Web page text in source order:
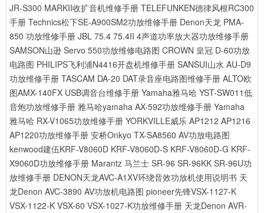
JR-S300 MARKII收扩音机维修手册 TELEFUNKEN德律风根RC300
手册 Technics松下SE-A900SM2功放维修手册 Denon天龙 PMA-
850 功放维修手册 JBL 75.4 75.4II 4声道功率放大器功放维修手册
SAMSON山逊 Servo 550功放维修电路图 CROWN 皇冠 D-60功放
电路图 PHILIPS飞利浦N4416开盘机维修手册 SANSUI山水 AU-D9
功放维修手册 TASCAM DA-20 DAT录音座电路图维修手册 ALTO欧
图AMX-140FX USB调音台维修手册 Yamaha雅马哈 YST-SW011低
音炮功放维修手册 雅马哈yamaha AX-592功放维修手册 Yamaha
雅马哈 RX-V1065功放维修手册 YORKVILLE威乐 AP1212 AP1216
AP1220功放维修手册 安桥Onkyo TX-SA8560 AV功放电路图
kenwood建伍KRF-V8060D KRF-V8060D-S KRF-V8060D-G KRF-
X9060D功放维修手册 Marantz 马兰士 SR-96 SR-96KK SR-96U功
放维修手册 DENON天龙AVC-A1XV环绕音效功放机使用说明书 天
龙Denon AVC-3890 AV功放机电路图 pioneer先锋VSX-1127-K
VSX-1122-K VSX-60 VSX-1027-K功放维修手册 天龙Denon AVR-